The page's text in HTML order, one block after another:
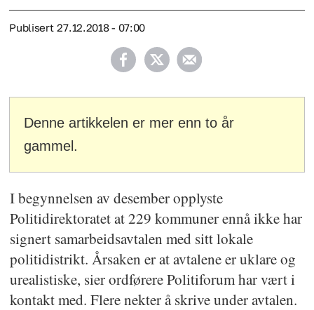
Publisert 27.12.2018 - 07:00
Denne artikkelen er mer enn to år
gammel.
I begynnelsen av desember opplyste
Politidirektoratet at 229 kommuner ennå ikke har
signert samarbeidsavtalen med sitt lokale
politidistrikt. Årsaken er at avtalene er uklare og
urealistiske, sier ordførere Politiforum har vært i
kontakt med. Flere nekter å skrive under avtalen.